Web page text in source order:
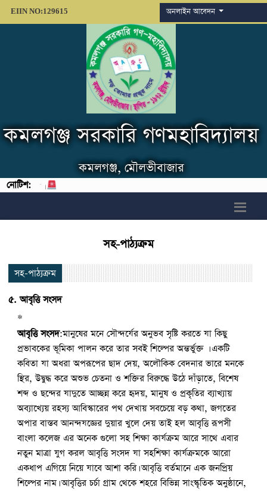
EIIN NO:129615 অনলাইন আবেদন
কমলগঞ্জ সরকারি গণমহাবিদ্যালয়
কমলগঞ্জ, মৌলভীবাজার
নোটিশ:
।
সহ-পাঠ্যক্রম
সহ-পাঠ্যক্রম
৫. আবৃত্তি সংসদ
*
আবৃত্তি সংসদ:মানুষের মনে সৌন্দর্যের অনুভব সৃষ্টি করতে যা কিছু
প্রভাবকের ভূমিকা পালন করে তার সবই শিল্পের অন্তর্ভুক্ত । একটি
কবিতা যা অধরা অপরূপের ছাদ দেয়, অলৌকিক বেদনার ভারে মনকে
স্থির, উদ্বুদ্ধ করে অশুভ চেতনা ও শক্তির বিরুদ্ধে উঠে দাঁড়াতে, বিশেষ
শব্দ ও ছন্দের যাদুতে আচ্ছন্ন করে হৃদয়, মানুষ ও প্রকৃতির ব্যাখ্যায়
অব্যাখ্যেয় রহস্য আবিস্কারের পথ দেখায় সবচেয়ে বড় কথা, জগতের
অপার বাস্তব আনন্দযজ্ঞের দুয়ার খুলে দেয় তাই হল আবৃত্তি রূপসী
বাংলা কলেজ এর অনেক গুলো সহ শিক্ষা কার্যক্রম আরে সাথে এবার
নতুন মাত্রা যুগ করল আবৃত্তি সংসদ যা সহশিক্ষা কার্যক্রমকে আরো
একধাপ এগিয়ে নিয়ে যাবে আশা করি। আবৃত্তি বর্তমানে এক জনপ্রিয়
শিল্পের নাম। আবৃত্তির চর্চা গ্রাম থেকে শহরে বিভিন্ন সাংস্কৃতিক অনুষ্ঠানে,